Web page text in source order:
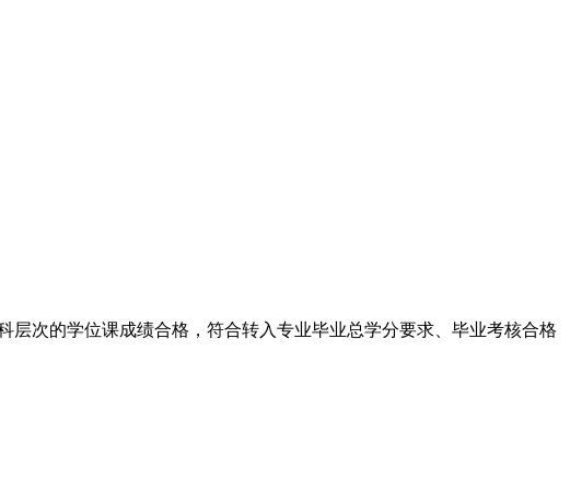
次的学位课成绩合格，符合转入专业毕业总学分要求、毕业考核合格